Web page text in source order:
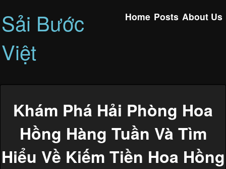
Sải Bước
Việt
Home Posts About Us
Khám Phá Hải Phòng Hoa
Hồng Hàng Tuần Và Tìm
Hiểu Về Kiếm Tiền Hoa Hồng